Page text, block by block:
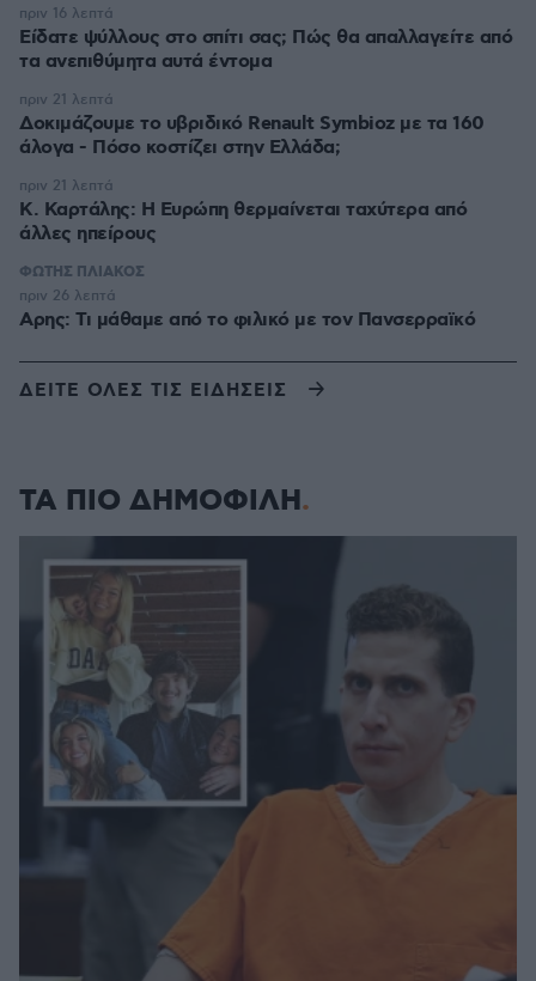
Είδατε ψύλλους στο σπίτι σας; Πώς θα απαλλαγείτε από
τα ανεπιθύμητα αυτά έντομα
πριν 16 λεπτά
Δοκιμάζουμε το υβριδικό Renault Symbioz με τα 160
άλογα - Πόσο κοστίζει στην Ελλάδα;
πριν 21 λεπτά
Κ. Καρτάλης: Η Ευρώπη θερμαίνεται ταχύτερα από
άλλες ηπείρους
πριν 21 λεπτά
ΦΩΤΗΣ ΠΛΙΑΚΟΣ
Αρης: Τι μάθαμε από το φιλικό με τον Πανσερραϊκό
πριν 26 λεπτά
ΔΕΙΤΕ ΟΛΕΣ ΤΙΣ ΕΙΔΗΣΕΙΣ
ΤΑ ΠΙΟ ΔΗΜΟΦΙΛΗ